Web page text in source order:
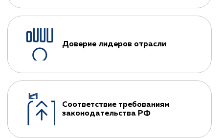
Доверие лидеров отрасли
Соответствие требованиям
законодательства РФ